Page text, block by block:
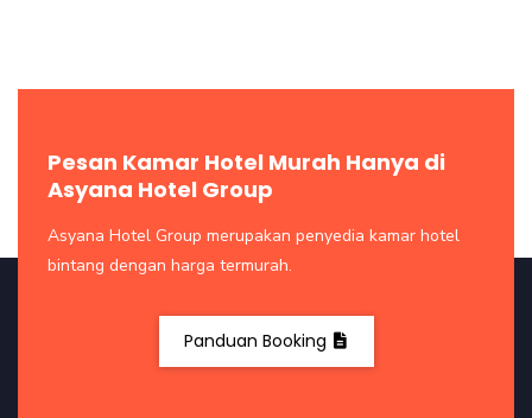
Pesan Kamar Hotel Murah Hanya di
Asyana Hotel Group
Asyana Hotel Group merupakan penyedia kamar hotel
bintang dengan harga termurah.
Panduan Booking